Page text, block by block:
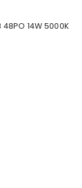
48PO 14W 5000K